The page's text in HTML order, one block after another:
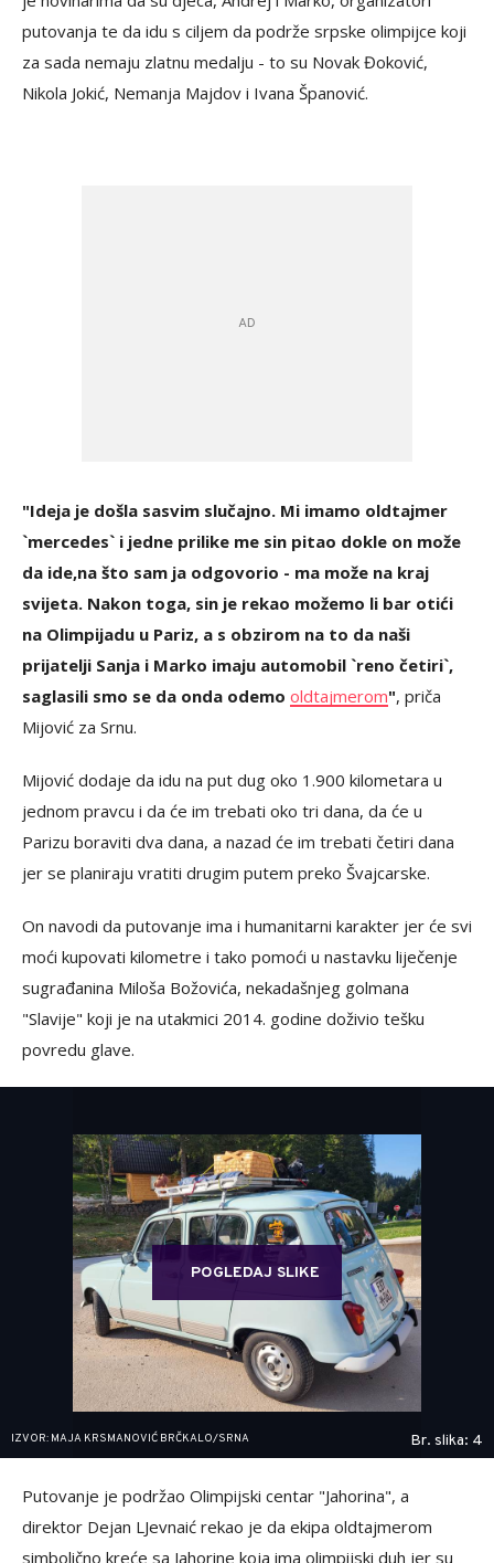
putovanja te da idu s ciljem da podrže srpske olimpijce koji
za sada nemaju zlatnu medalju - to su Novak Đoković,
Nikola Jokić, Nemanja Majdov i Ivana Španović.
"Ideja je došla sasvim slučajno. Mi imamo oldtajmer
`mercedes` i jedne prilike me sin pitao dokle on može
da ide,na što sam ja odgovorio - ma može na kraj
svijeta. Nakon toga, sin je rekao možemo li bar otići
na Olimpijadu u Pariz, a s obzirom na to da naši
prijatelji Sanja i Marko imaju automobil `reno četiri`,
saglasili smo se da onda odemo oldtajmerom", priča
Mijović za Srnu.
Mijović dodaje da idu na put dug oko 1.900 kilometara u
jednom pravcu i da će im trebati oko tri dana, da će u
Parizu boraviti dva dana, a nazad će im trebati četiri dana
jer se planiraju vratiti drugim putem preko Švajcarske.
On navodi da putovanje ima i humanitarni karakter jer će svi
moći kupovati kilometre i tako pomoći u nastavku liječenje
sugrađanina Miloša Božovića, nekadašnjeg golmana
"Slavije" koji je na utakmici 2014. godine doživio tešku
povredu glave.
POGLEDAJ SLIKE
IZVOR: MAJA KRSMANOVIĆ BRČKALO/SRNA Br. slika: 4
Putovanje je podržao Olimpijski centar "Jahorina", a
direktor Dejan LJevnaić rekao je da ekipa oldtajmerom
simbolično kreće sa Jahorine koja ima olimpijski duh jer su